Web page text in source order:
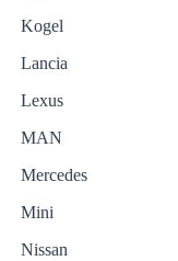
Kogel
Lancia
Lexus
MAN
Mercedes
Mini
Nissan